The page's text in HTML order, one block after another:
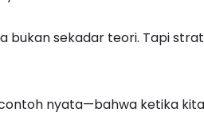
bukan sekadar teori. Tapi
nyata—bahwa ketika